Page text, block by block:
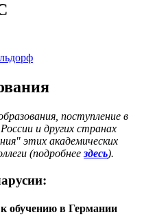
поступление в
и других странах
этих академических
(подробнее здесь).
обучению в Германии